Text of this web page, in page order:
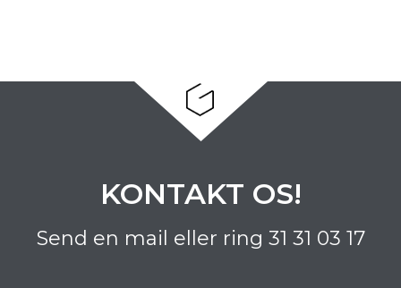
KONTAKT OS!
Send en mail eller ring 31 31 03 17